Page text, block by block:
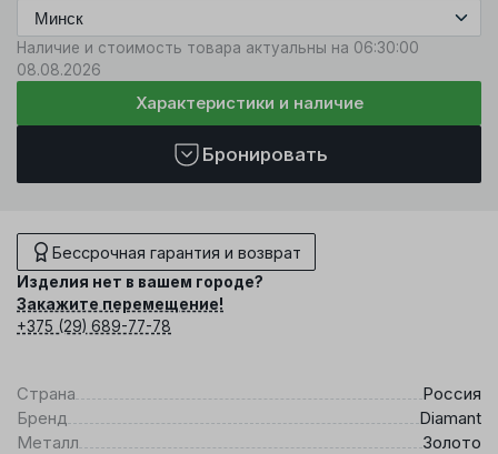
Наличие и стоимость товара актуальны на 06:30:00
08.08.2026
Характеристики и наличие
Бронировать
Бессрочная гарантия и возврат
Изделия нет в вашем городе?
Закажите перемещение!
+375 (29) 689-77-78
Страна
Россия
Бренд
Diamant
Металл
Золото